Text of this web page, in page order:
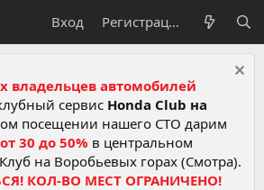
Вход Регистрация
владельцев автомобилей
сервис Honda Club на
посещении нашего СТО дарим
от 30 до 50% в центральном
на Воробьевых горах (Смотра).
КОЛ-ВО МЕСТ ОГРАНИЧЕНО!